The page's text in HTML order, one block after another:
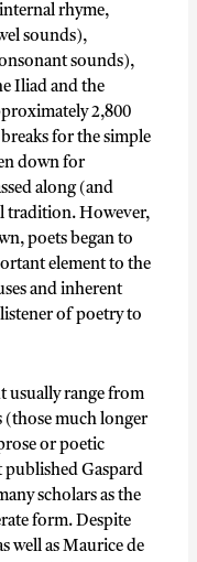
rhyme,
sounds),
sounds),
Iliad and the
2,800
for the simple
down for
along (and
tradition. However,
poets began to
element to the
and inherent
of poetry to
usually range from
(those much longer
or poetic
Gaspard
scholars as the
form. Despite
well as Maurice de